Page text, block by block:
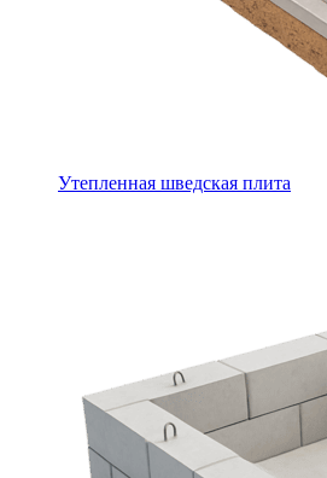
Утепленная шведская плита